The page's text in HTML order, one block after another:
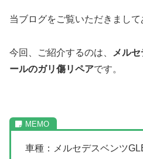
当ブログをご覧いただきまして
今回、ご紹介するのは、
メル
ールのガリ傷リペアです。
車種：メルセデスベンツ